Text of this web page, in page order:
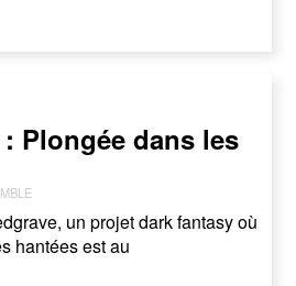
Plongée dans les
un projet dark fantasy où
hantées est au